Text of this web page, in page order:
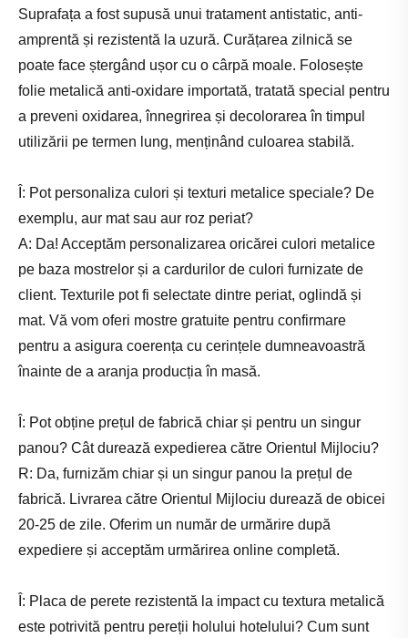
Suprafața a fost supusă unui tratament antistatic, anti-
amprentă și rezistentă la uzură. Curățarea zilnică se
poate face ștergând ușor cu o cârpă moale. Folosește
folie metalică anti-oxidare importată, tratată special pentru
a preveni oxidarea, înnegrirea și decolorarea în timpul
utilizării pe termen lung, menținând culoarea stabilă.
Î: Pot personaliza culori și texturi metalice speciale? De
exemplu, aur mat sau aur roz periat?
A: Da! Acceptăm personalizarea oricărei culori metalice
pe baza mostrelor și a cardurilor de culori furnizate de
client. Texturile pot fi selectate dintre periat, oglindă și
mat. Vă vom oferi mostre gratuite pentru confirmare
pentru a asigura coerența cu cerințele dumneavoastră
înainte de a aranja producția în masă.
Î: Pot obține prețul de fabrică chiar și pentru un singur
panou? Cât durează expedierea către Orientul Mijlociu?
R: Da, furnizăm chiar și un singur panou la prețul de
fabrică. Livrarea către Orientul Mijlociu durează de obicei
20-25 de zile. Oferim un număr de urmărire după
expediere și acceptăm urmărirea online completă.
Î: Placa de perete rezistentă la impact cu textura metalică
este potrivită pentru pereții holului hotelului? Cum sunt